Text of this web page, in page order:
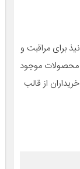
برای مراقبت و
محصولات موجود
از قالب